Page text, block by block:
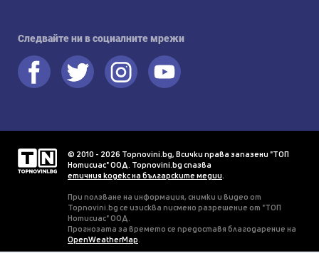
Следвайте ни в социалните мрежи
© 2010 - 2026 Topnovini.bg, Всички права запазени "ТОП
Нотисиас" ООД. Topnovini.bg спазва
етичния кодекс на българските медии.
При ползване на информация, снимки и видео от
Topnovini.bg се изисква писмено разрешение от "ТОП
Нотисиас" ООД.
Прогнозата за времето се предоставя благодарение на
OpenWeatherMap.